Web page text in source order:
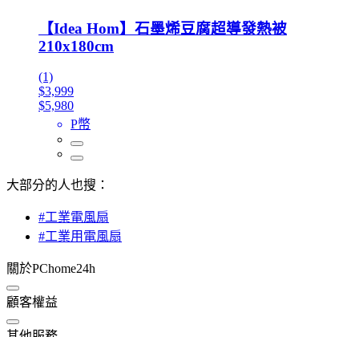
【Idea Hom】石墨烯豆腐超導發熱被
210x180cm
(1)
$3,999
$5,980
P幣
大部分的人也搜：
#工業電風扇
#工業用電風扇
關於PChome24h
顧客權益